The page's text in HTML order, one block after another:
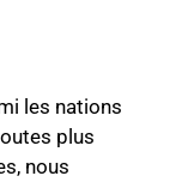
les nations
plus
nous